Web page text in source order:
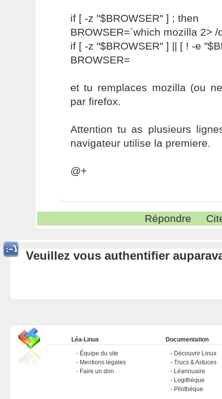
if [ -z "$BROWSER" ] ; then
BROWSER=`which mozilla 2> /
if [ -z "$BROWSER" ] || [ ! -e
BROWSER=
et tu remplaces mozilla (ou
par firefox.
Attention tu as plusieurs
navigateur utilise la premiere.
@+
Répondre
Veuillez vous authentifier
Léa-Linux
Équipe du site
Mentions légales
Faire un don
Documentation
Découvrir Linux
Trucs & Astuces
Léannuaire
Logithèque
Pilothèque